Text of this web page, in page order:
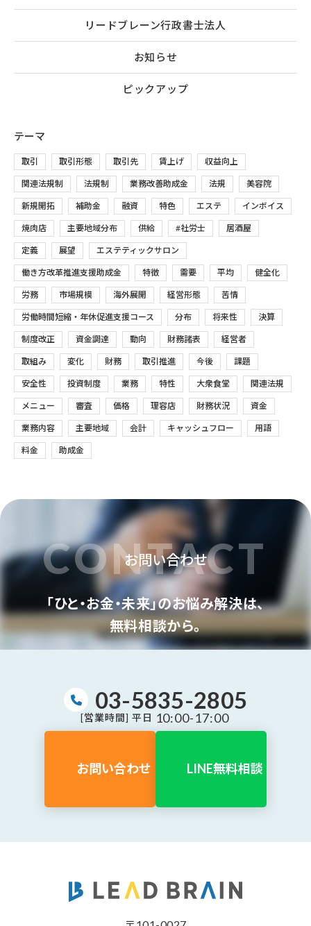
リードブレーン行政書士法人
お知らせ
ピックアップ
テーマ
取引 取引形態 取引先 賃上げ 収益向上
関連法規制 法規制 業務改善助成金 法規 美容院
新規開拓 補助金 融資 特色 エステ インボイス
焼肉店 主要地域分布 供給 #社労士 居酒屋
定義 展望 エステティックサロン
働き方改革推進支援助成金 特徴 需要 平均 健全化
労務 市場規模 海外展開 経営形態 苦情
労働時間短縮・年休促進支援コース 分布 将来性 決算
制度改正 資金調達 動向 財務諸表 経営者
取組み 変化 財務 取引推進 今後 課題
安全性 投資制度 業務 特性 大衆食堂 関連法規
メニュー 審査 価格 理容店 財務状況 資金
業務内容 主要地域 会計 キャッシュフロー 用語
料金 助成金
CONTACT
お問い合わせ
「ひと・お金・未来」のお悩み解決は、
無料相談から。
03-5835-2805
[営業時間] 平日 10:00-17:00
お問い合わせ LINE無料相談